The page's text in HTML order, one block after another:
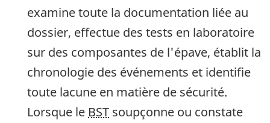
examine toute la documentation liée au
dossier, effectue des tests en laboratoire
sur des composantes de l'épave, établit la
chronologie des événements et identifie
toute lacune en matière de sécurité.
Lorsque le BST soupçonne ou constate